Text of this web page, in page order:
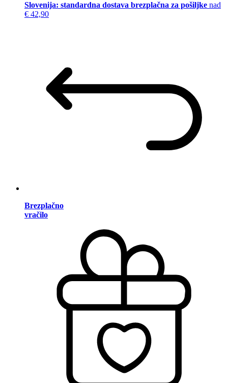
Slovenija: standardna dostava brezplačna za pošiljke nad
€ 42,90
Brezplačno
vračilo